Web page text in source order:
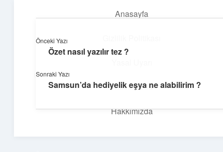
Anasayfa
Hakkımızda
Hakkımızda
İlham Veren Köşeler
Günlük yaşamdan pratik fikirler ve sıradışı keşifler burada.
Önceki Yazı
Özet nasıl yazılır tez ?
Sonraki Yazı
Samsun’da hediyelik eşya ne alabilirim ?